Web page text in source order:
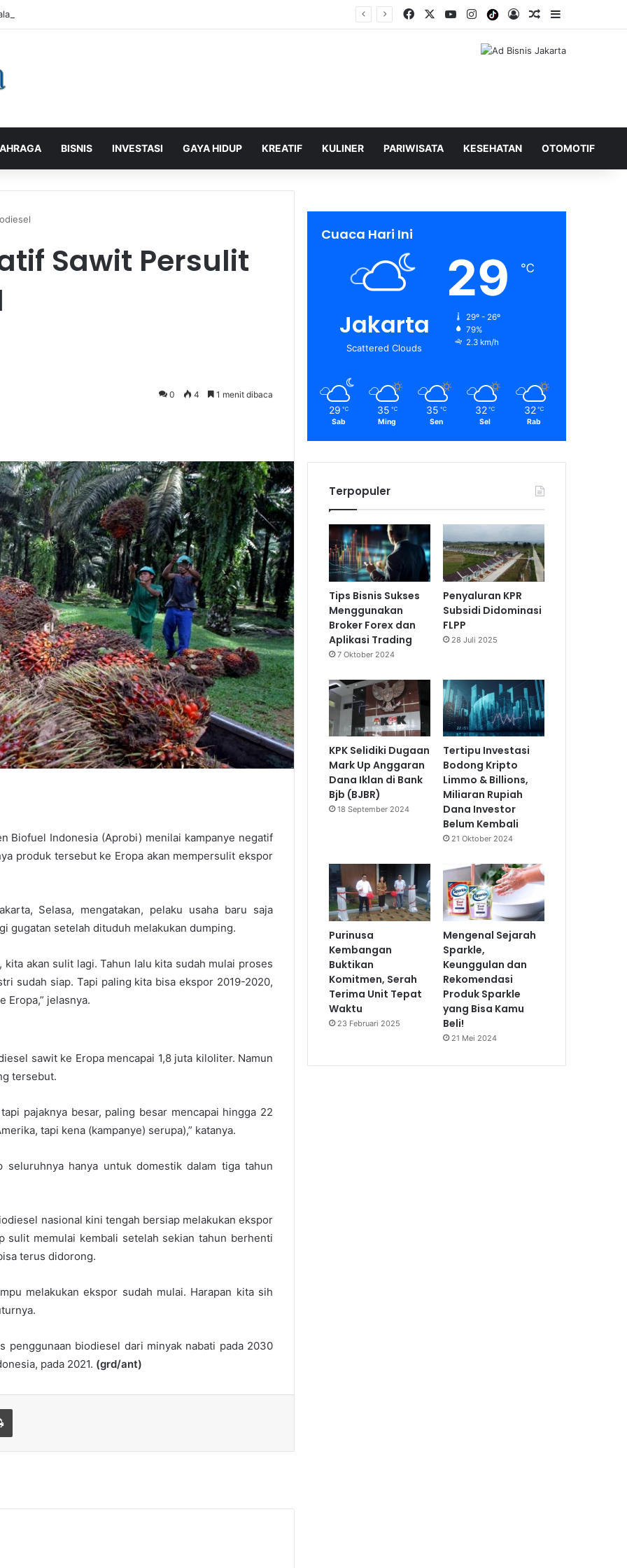
Pelanggan, PLN Icon Plus Sabet Tiga Penghargaan CCW 2026 Facebook YouTubeInstagramTiktokLog InShuffle Berita
BISNIS INVESTASI GAYA HIDUP KREATIF KULINER PARIWISATA KESEHATAN OTOMOTIF
Sawit Persulit
0 4 1 menit dibaca
Biofuel Indonesia (Aprobi) menilai kampanye negatif
produk tersebut ke Eropa akan mempersulit ekspor
Selasa, mengatakan, pelaku usaha baru saja
gugatan setelah dituduh melakukan dumping.
kita akan sulit lagi. Tahun lalu kita sudah mulai proses
sudah siap. Tapi paling kita bisa ekspor 2019-2020,
Eropa,” jelasnya.
sawit ke Eropa mencapai 1,8 juta kiloliter. Namun
tersebut.
pajaknya besar, paling besar mencapai hingga 22
tapi kena (kampanye) serupa),” katanya.
hanya untuk domestik dalam tiga tahun
nasional kini tengah bersiap melakukan ekspor
sulit memulai kembali setelah sekian tahun berhenti
terus didorong.
melakukan ekspor sudah mulai. Harapan kita sih
penggunaan biodiesel dari minyak nabati pada 2030
pada 2021. (grd/ant)
Cuaca Hari Ini
Jakarta
Scattered Clouds
29 ℃
29º - 26º
79%
2.3 km/h
29 ℃
Sab
35 ℃
Ming
35 ℃
Sen
32 ℃
Sel
32 ℃
Rab
Terpopuler
Tips Bisnis Sukses
Menggunakan
Broker Forex dan
Aplikasi Trading
7 Oktober 2024
Penyaluran KPR
Subsidi Didominasi
FLPP
28 Juli 2025
KPK Selidiki Dugaan
Mark Up Anggaran
Dana Iklan di Bank
Bjb (BJBR)
18 September 2024
Tertipu Investasi
Bodong Kripto
Limmo & Billions,
Miliaran Rupiah
Dana Investor
Belum Kembali
21 Oktober 2024
Purinusa
Kembangan
Buktikan
Komitmen, Serah
Terima Unit Tepat
Waktu
23 Februari 2025
Mengenal Sejarah
Sparkle,
Keunggulan dan
Rekomendasi
Produk Sparkle
yang Bisa Kamu
Beli!
21 Mei 2024